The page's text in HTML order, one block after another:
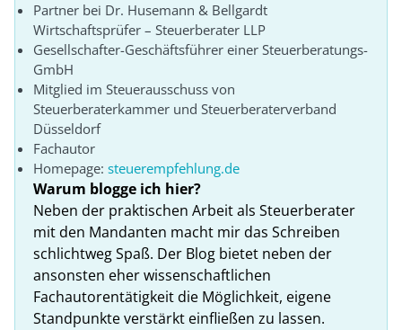
Partner bei Dr. Husemann & Bellgardt
Wirtschaftsprüfer – Steuerberater LLP
Gesellschafter-Geschäftsführer einer Steuerberatungs-
GmbH
Mitglied im Steuerausschuss von
Steuerberaterkammer und Steuerberaterverband
Düsseldorf
Fachautor
Homepage: steuerempfehlung.de
Warum blogge ich hier?
Neben der praktischen Arbeit als Steuerberater
mit den Mandanten macht mir das Schreiben
schlichtweg Spaß. Der Blog bietet neben der
ansonsten eher wissenschaftlichen
Fachautorentätigkeit die Möglichkeit, eigene
Standpunkte verstärkt einfließen zu lassen.